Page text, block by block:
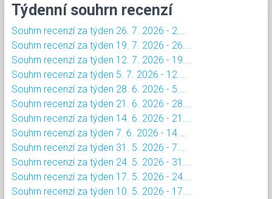
Týdenní souhrn recenzí
Souhrn recenzí za týden 26. 7. 2026 - 2....
Souhrn recenzí za týden 19. 7. 2026 - 26....
Souhrn recenzí za týden 12. 7. 2026 - 19....
Souhrn recenzí za týden 5. 7. 2026 - 12....
Souhrn recenzí za týden 28. 6. 2026 - 5....
Souhrn recenzí za týden 21. 6. 2026 - 28....
Souhrn recenzí za týden 14. 6. 2026 - 21....
Souhrn recenzí za týden 7. 6. 2026 - 14....
Souhrn recenzí za týden 31. 5. 2026 - 7....
Souhrn recenzí za týden 24. 5. 2026 - 31....
Souhrn recenzí za týden 17. 5. 2026 - 24....
Souhrn recenzí za týden 10. 5. 2026 - 17....